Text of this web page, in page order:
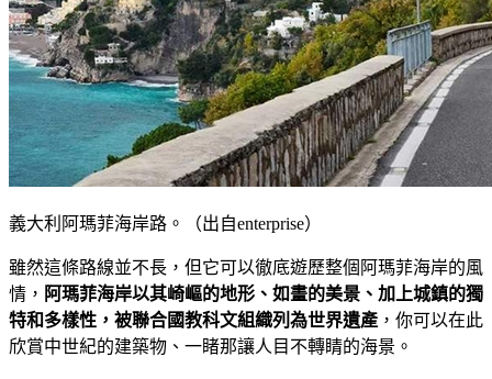
義大利阿瑪菲海岸路。（出自enterprise）
雖然這條路線並不長，但它可以徹底遊歷整個阿瑪菲海岸的風
情， 阿瑪菲海岸以其崎嶇的地形、如畫的美景、加上城鎮的獨
特和多樣性，被聯合國教科文組織列為世界遺產 ，你可以在此
欣賞中世紀的建築物、一睹那讓人目不轉睛的海景。